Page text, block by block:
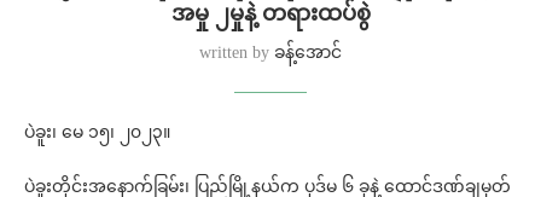
အမှု ၂မှုနဲ့ တရားထပ်စွဲ
written by ခန့်အောင်
ပဲခူး၊ မေ ၁၅၊ ၂၀၂၃။
ပဲခူးတိုင်းအနောက်ခြမ်း၊ ပြည်မြို့နယ်က ပုဒ်မ ၆ ခုနဲ့ ထောင်ဒဏ်ချမှတ်